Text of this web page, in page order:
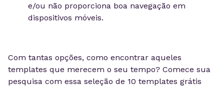
e/ou não proporciona boa navegação em
dispositivos móveis.
Com tantas opções, como encontrar aqueles
templates que merecem o seu tempo? Comece sua
pesquisa com essa seleção de 10 templates grátis